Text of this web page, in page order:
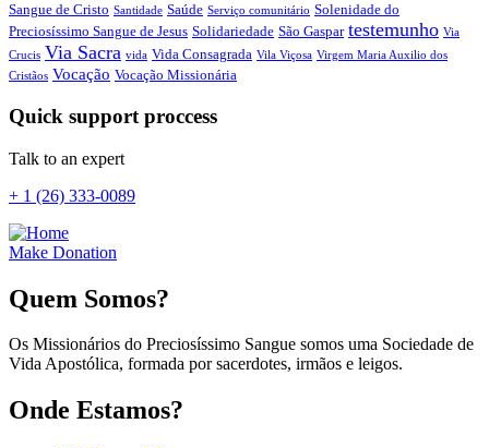
Sangue de Cristo Santidade Saúde Serviço comunitário Solenidade do
Preciosíssimo Sangue de Jesus Solidariedade São Gaspar testemunho Via
Crucis Via Sacra vida Vida Consagrada Vila Viçosa Virgem Maria Auxilio dos
Cristãos Vocação Vocação Missionária
Quick support proccess
Talk to an expert
+ 1 (26) 333-0089
Make Donation
Quem Somos?
Os Missionários do Preciosíssimo Sangue somos uma Sociedade de
Vida Apostólica, formada por sacerdotes, irmãos e leigos.
Onde Estamos?